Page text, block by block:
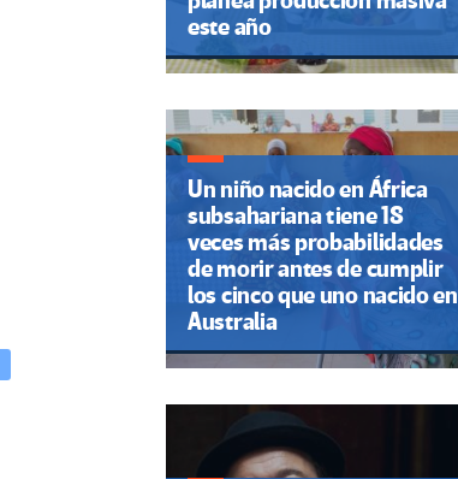
este año
Un niño nacido en África
subsahariana tiene 18
veces más probabilidades
de morir antes de cumplir
los cinco que uno nacido en
Australia